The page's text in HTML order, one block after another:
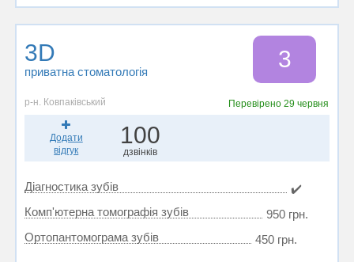
3D
приватна стоматологія 3
р-н. Ковпаківський Перевірено29 червня
Додати
відгук
100
дзвінків
Діагностика зубів
✔️
Комп'ютерна томографія зубів
950 грн.
Ортопантомограма зубів
450 грн.